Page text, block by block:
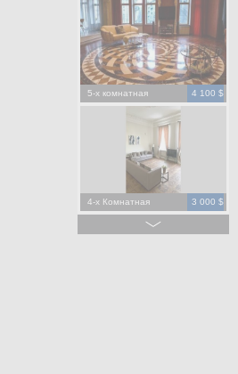
5-х комнатная 4 100 $
4-х Комнатная 3 000 $